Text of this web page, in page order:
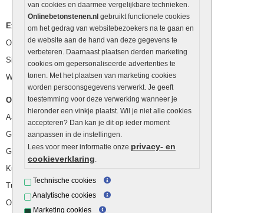
van cookies en daarmee vergelijkbare technieken.
Onlinebetonstenen.nl gebruikt functionele cookies
om het gedrag van websitebezoekers na te gaan en
de website aan de hand van deze gegevens te
verbeteren. Daarnaast plaatsen derden marketing
cookies om gepersonaliseerde advertenties te
tonen. Met het plaatsen van marketing cookies
worden persoonsgegevens verwerkt. Je geeft
toestemming voor deze verwerking wanneer je
hieronder een vinkje plaatst. Wil je niet alle cookies
accepteren? Dan kan je dit op ieder moment
aanpassen in de instellingen.
Lees voor meer informatie onze privacy- en
cookieverklaring.
Technische cookies
Analytische cookies
Marketing cookies
Extra benodigdheden
Ophoogzand
Siergrind en siersplit
Waterafvoer
Overig
Aanbiedingen
Goedkope bestrating
Goedkope tuintegels
Kunstgras
Tuintegels outlet
Opsluitbanden plaatsen